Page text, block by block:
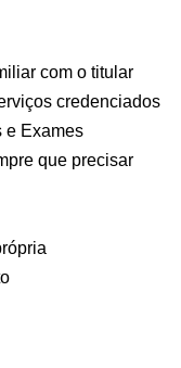
com o titular
credenciados
e Exames
que precisar